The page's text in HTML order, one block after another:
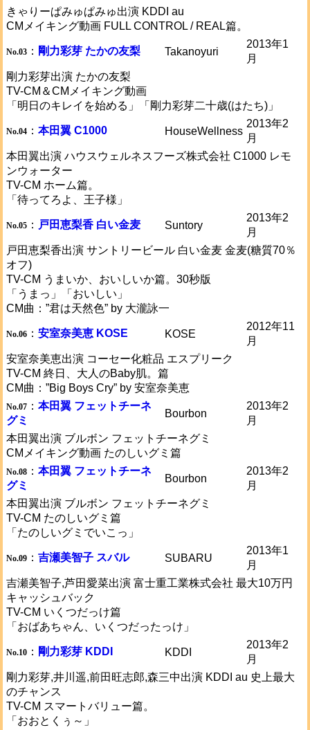
きゃりーぱみゅぱみゅ出演 KDDI au
CMメイキング動画 FULL CONTROL / REAL篇。
No.03 ： 剛力彩芽 たかの友梨 Takanoyuri
2013年1
月
剛力彩芽出演 たかの友梨
TV-CM＆CMメイキング動画
「明日のキレイを始める」「剛力彩芽二十歳(はたち)」
No.04 ： 本田翼 C1000 HouseWellness
2013年2
月
本田翼出演 ハウスウェルネスフーズ株式会社 C1000 レモ
ンウォーター
TV-CM ホーム篇。
「待ってろよ、王子様」
No.05 ： 戸田恵梨香 白い金麦 Suntory
2013年2
月
戸田恵梨香出演 サントリービール 白い金麦 金麦(糖質70％
オフ)
TV-CM うまいか、おいしいか篇。30秒版
「うまっ」「おいしい」
CM曲：”君は天然色” by 大瀧詠一
No.06 ： 安室奈美恵 KOSE KOSE
2012年11
月
安室奈美恵出演 コーセー化粧品 エスプリーク
TV-CM 終日、大人のBaby肌。篇
CM曲：”Big Boys Cry” by 安室奈美恵
No.07 ： 本田翼 フェットチーネ
グミ
Bourbon
2013年2
月
本田翼出演 ブルボン フェットチーネグミ
CMメイキング動画 たのしいグミ篇
No.08 ： 本田翼 フェットチーネ
グミ
Bourbon
2013年2
月
本田翼出演 ブルボン フェットチーネグミ
TV-CM たのしいグミ篇
「たのしいグミでいこっ」
No.09 ： 吉瀬美智子 スバル SUBARU
2013年1
月
吉瀬美智子,芦田愛菜出演 富士重工業株式会社 最大10万円
キャッシュバック
TV-CM いくつだっけ篇
「おばあちゃん、いくつだったっけ」
No.10 ： 剛力彩芽 KDDI KDDI
2013年2
月
剛力彩芽,井川遥,前田旺志郎,森三中出演 KDDI au 史上最大
のチャンス
TV-CM スマートバリュー篇。
「おおとくぅ～」